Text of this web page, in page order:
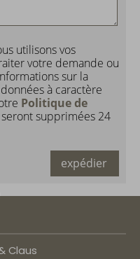
utilisons vos
votre demande ou
sur la
à caractère
Politique de
supprimées 24
expédier
Claus